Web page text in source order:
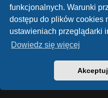
funkcjonalnych. Warunki
dostępu do plików cookies
ustawieniach przeglądarki
Dowiedz się więcej